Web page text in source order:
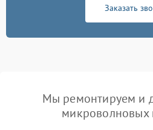
Заказать
Мы ремонтируем и
микроволновых